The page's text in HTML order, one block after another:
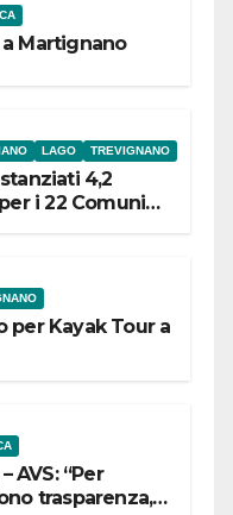
Martignano
LAGO TREVIGNANO
4,2
i 22 Comuni
per Kayak Tour a
AVS: “Per
trasparenza,